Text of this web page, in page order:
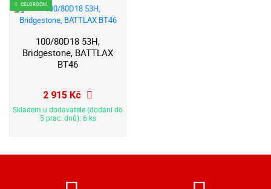
CELOROČNÍ
100/80D18 53H,
Bridgestone, BATTLAX
BT46
2 915 Kč
Skladem u dodavatele (dodání do
5 prac. dnů): 6 ks